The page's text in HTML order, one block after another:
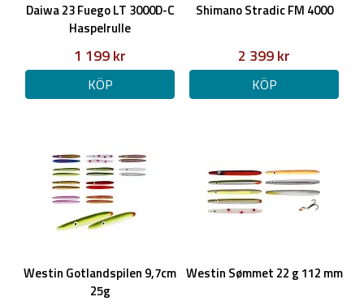
Daiwa 23 Fuego LT 3000D-C
Haspelrulle
1 199 kr
KÖP
Shimano Stradic FM 4000
2 399 kr
KÖP
Westin Gotlandspilen 9,7cm
25g
Westin Sømmet 22 g 112 mm